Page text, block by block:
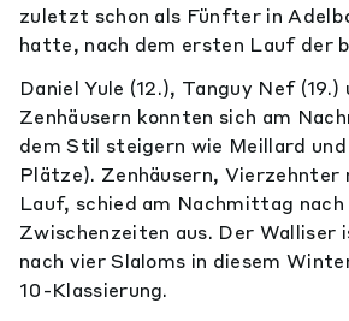
zuletzt schon als Fünfter in
hatte, nach dem ersten Lauf der
Daniel Yule (12.), Tanguy Nef (19.)
Zenhäusern konnten sich am
dem Stil steigern wie Meillard
Plätze). Zenhäusern, Vierzehnter
Lauf, schied am Nachmittag
Zwischenzeiten aus. Der Walliser
nach vier Slaloms in diesem
10-Klassierung.